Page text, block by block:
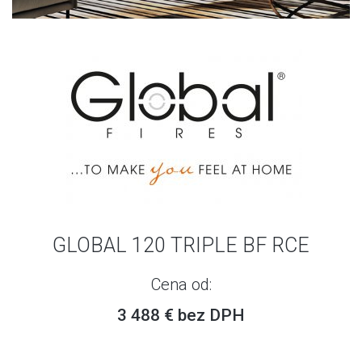
GLOBAL 120 TRIPLE BF RCE
Cena od:
3 488 € bez DPH